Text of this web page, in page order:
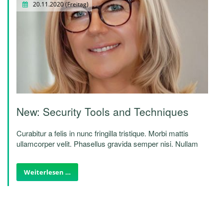
20.11.2020(Freitag)
New: Security Tools and Techniques
Curabitur a felis in nunc fringilla tristique. Morbi mattis
ullamcorper velit. Phasellus gravida semper nisi. Nullam
eget, semper nec, quam. Sed hendrerit. Morbi ac felis.
Nunc egestas, augue at pellentesque laoreet.
Weiterlesen …